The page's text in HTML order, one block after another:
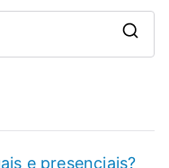
e presenciais?